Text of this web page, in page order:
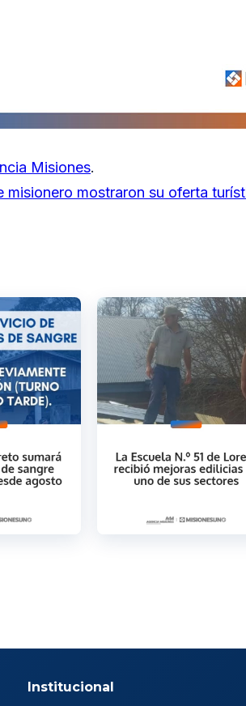
Misiones.
misionero mostraron su oferta
Institucional